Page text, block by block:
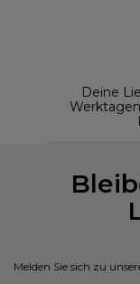
Deine
Melden Sie sich zu